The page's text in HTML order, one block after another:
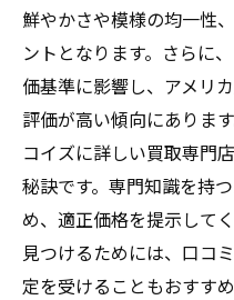
鮮やかさや模様の均一性
ントとなります。さらに
価基準に影響し、アメリ
評価が高い傾向にありま
コイズに詳しい買取専門
秘訣です。専門知識を持
め、適正価格を提示して
見つけるためには、口コ
定を受けることもおすす